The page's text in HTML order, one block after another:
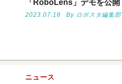
「RoboLens」デモを公
2023.07.18 By ロボスタ編集部
ニュース